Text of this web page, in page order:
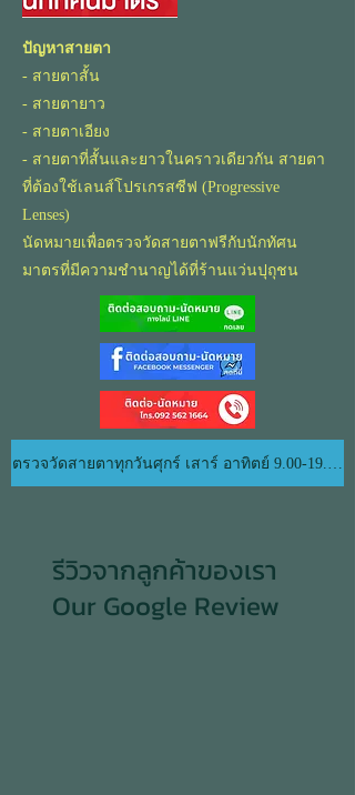
ปัญหาสายตา
- สายตาสั้น
- สายตายาว
- สายตาเอียง
- สายตาที่สั้นและยาวในคราวเดียวกัน สายตา
ที่ต้องใช้เลนส์โปรเกรสซีฟ (Progressive
Lenses)
นัดหมายเพื่อตรวจวัดสายตาฟรีกับนักทัศน
มาตรที่มีความชำนาญได้ที่ร้านแว่นปุถุชน
ตรวจวัดสายตาทุกวันศุกร์ เสาร์ อาทิตย์ 9.00-19.00 น.
รีวิวจากลูกค้าของเรา
Our Google Review